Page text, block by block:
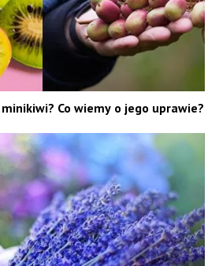
Co wiemy o jego uprawie?